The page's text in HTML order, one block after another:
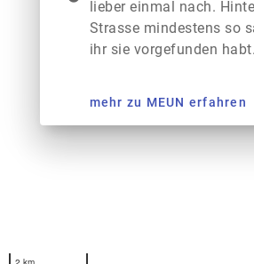
lieber einmal nach.
Strasse mindestens so
ihr sie vorgefunden habt.
mehr zu MEUN erfahren